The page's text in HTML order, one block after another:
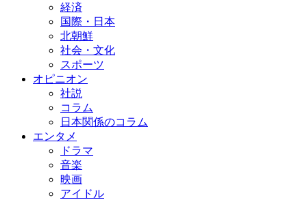
経済
国際・日本
北朝鮮
社会・文化
スポーツ
オピニオン
社説
コラム
日本関係のコラム
エンタメ
ドラマ
音楽
映画
アイドル